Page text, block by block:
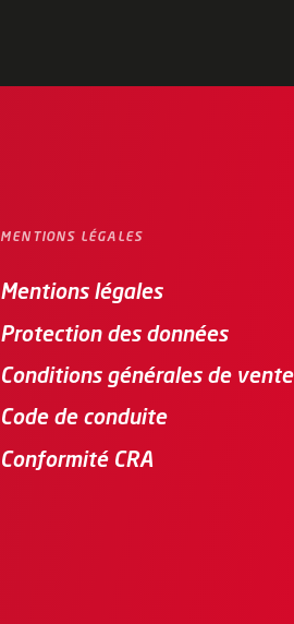
MENTIONS LÉGALES
Mentions légales
Protection des données
Conditions générales de vente
Code de conduite
Conformité CRA